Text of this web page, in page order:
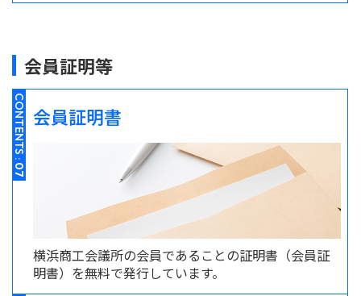
会員証明等
CONTENTS :
07
会員証明書
横浜商工会議所の会員であることの証明書（会員証
明書）を無料で発行しています。